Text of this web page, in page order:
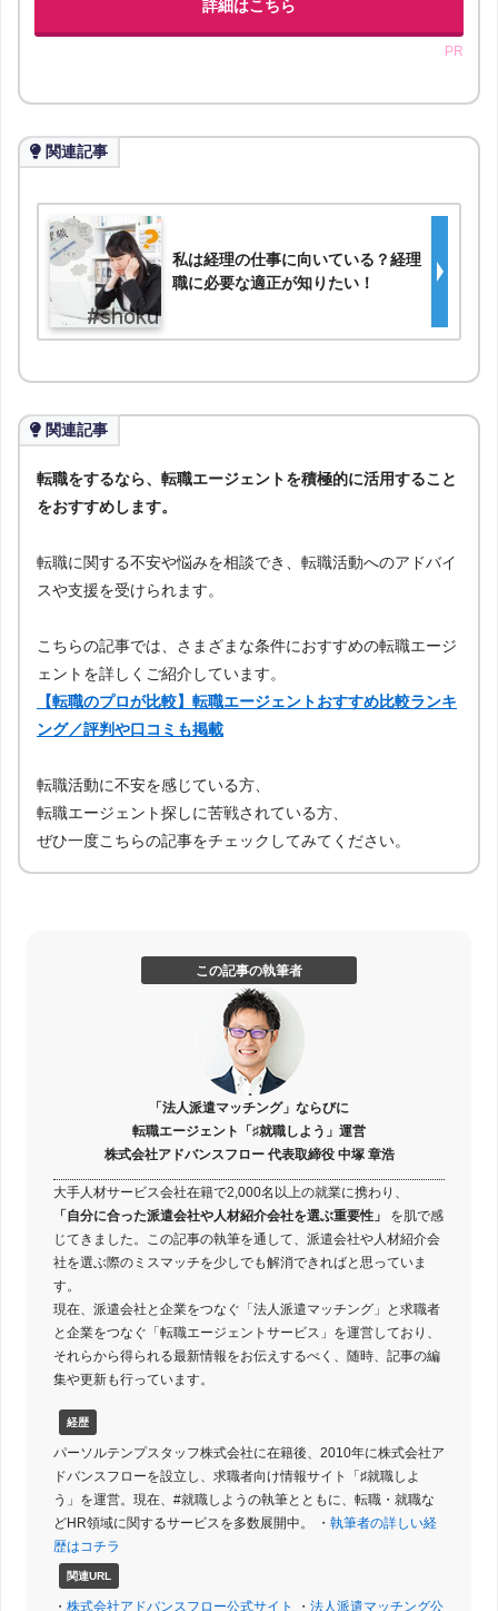
詳細はこちら
PR
関連記事
私は経理の仕事に向いている？経理
職に必要な適正が知りたい！
関連記事
転職をするなら、転職エージェントを積極的に活用すること
をおすすめします。
転職に関する不安や悩みを相談でき、転職活動へのアドバイ
スや支援を受けられます。
こちらの記事では、さまざまな条件におすすめの転職エージ
ェントを詳しくご紹介しています。
【転職のプロが比較】転職エージェントおすすめ比較ランキ
ング／評判や口コミも掲載
転職活動に不安を感じている方、
転職エージェント探しに苦戦されている方、
ぜひ一度こちらの記事をチェックしてみてください。
この記事の執筆者
「法人派遣マッチング」ならびに
転職エージェント「♯就職しよう」運営
株式会社アドバンスフロー 代表取締役 中塚 章浩
大手人材サービス会社在籍で2,000名以上の就業に携わり、
「自分に合った派遣会社や人材紹介会社を選ぶ重要性」
を肌で感
じてきました。この記事の執筆を通して、派遣会社や人材紹介会
社を選ぶ際のミスマッチを少しでも解消できればと思っていま
す。
現在、派遣会社と企業をつなぐ「法人派遣マッチング」と求職者
と企業をつなぐ「転職エージェントサービス」を運営しており、
それらから得られる最新情報をお伝えするべく、随時、記事の編
集や更新も行っています。
経歴
パーソルテンプスタッフ株式会社に在籍後、2010年に株式会社ア
ドバンスフローを設立し、求職者向け情報サイト「♯就職しよ
う」を運営。現在、#就職しようの執筆とともに、転職・就職な
どHR領域に関するサービスを多数展開中。 ・ 執筆者の詳しい経
歴はコチラ
関連URL
・ 株式会社アドバンスフロー公式サイト ・ 法人派遣マッチング公